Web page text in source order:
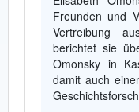
Freunden und
Vertreibung
berichtet sie
Omonsky in
damit auch